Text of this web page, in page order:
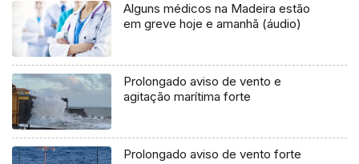
Alguns médicos na Madeira estão
em greve hoje e amanhã (áudio)
Prolongado aviso de vento e
agitação marítima forte
Prolongado aviso de vento forte